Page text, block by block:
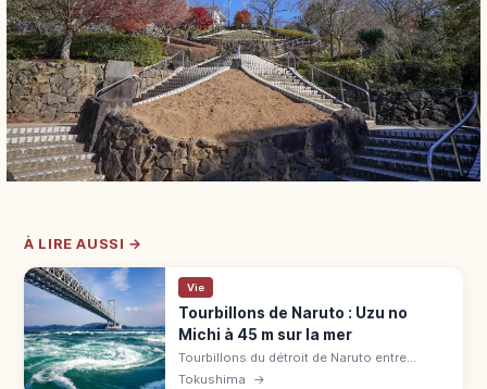
À LIRE AUSSI →
Vie
Tourbillons de Naruto : Uzu no
Michi à 45 m sur la mer
Tourbillons du détroit de Naruto entre
Tokushima et Awaji : passerelle Uzu no
Tokushima →